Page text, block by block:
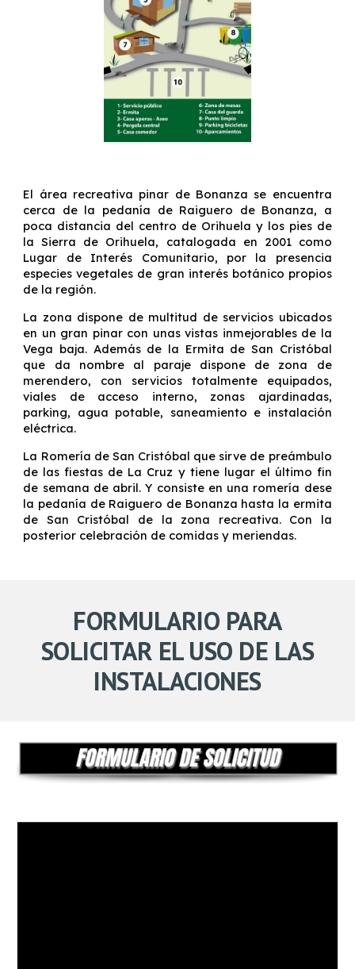
El área recreativa pinar de Bonanza se encuentra
cerca de la pedanía de Raiguero de Bonanza, a
poca distancia del centro de Orihuela y los pies de
la Sierra de Orihuela, catalogada en 2001 como
Lugar de Interés Comunitario, por la presencia
especies vegetales de gran interés botánico propios
de la región.
La zona dispone de multitud de servicios ubicados
en un gran pinar con unas vistas inmejorables de la
Vega baja. Además de la Ermita de San Cristóbal
que da nombre al paraje dispone de zona de
merendero, con servicios totalmente equipados,
viales de acceso interno, zonas ajardinadas,
parking, agua potable, saneamiento e instalación
eléctrica.
La Romería de San Cristóbal que sirve de preámbulo
de las fiestas de La Cruz y tiene lugar el último fin
de semana de abril. Y consiste en una romería dese
la pedanía de Raiguero de Bonanza hasta la ermita
de San Cristóbal de la zona recreativa. Con la
posterior celebración de comidas y meriendas.
FORMULARIO PARA
SOLICITAR EL USO DE LAS
INSTALACIONES